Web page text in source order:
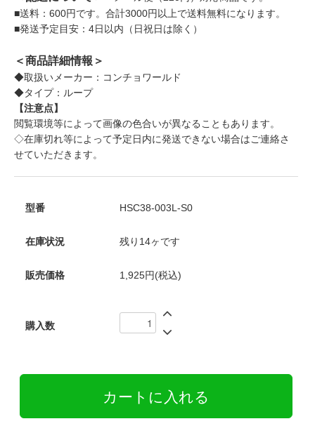
■送料：600円です。合計3000円以上で送料無料になります。
■発送予定目安：4日以内（日祝日は除く）
＜商品詳細情報＞
◆取扱いメーカー：コンチョワールド
◆タイプ：ループ
【注意点】
閲覧環境等によって画像の色合いが異なることもあります。
◇在庫切れ等によって予定日内に発送できない場合はご連絡さ
せていただきます。
型番 HSC38-003L-S0
在庫状況 残り14ヶです
販売価格 1,925円(税込)
購入数